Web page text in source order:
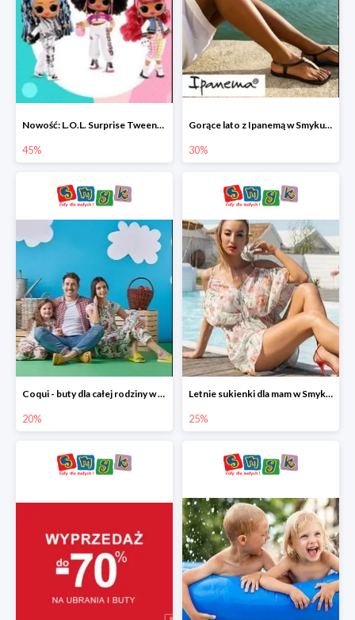
Nowość: L.O.L. Surprise Tweens Doll w Smyku do -45%
45%
Gorące lato z Ipanemą w Smyku do -30%
30%
Coqui - buty dla całej rodziny w Smyku do -20%
20%
Letnie sukienki dla mam w Smyku do -25%
25%